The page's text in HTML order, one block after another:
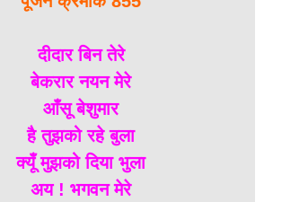
दीदार बिन तेरे
बेकरार नयन मेरे
आँसू बेशुमार
है तुझको रहे बुला
क्यूँ मुझको दिया भुला
अय ! भगवन मेरे